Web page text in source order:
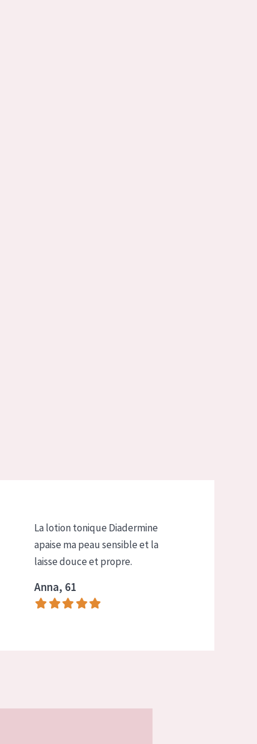
La lotion tonique Diadermine
apaise ma peau sensible et la
laisse douce et propre.
Anna, 61